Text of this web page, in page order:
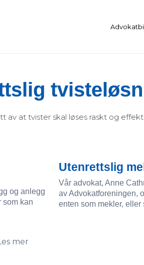
av at tvister skal løses raskt og
og anlegg
som kan
mer
Utenrettslig
Vår advokat, Anne
av Advokatforeningen,
enten som mekler,